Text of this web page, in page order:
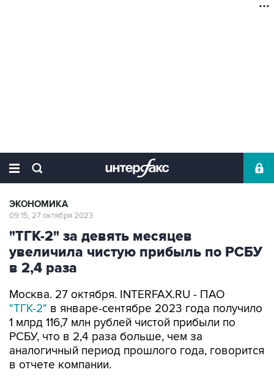
ЭКОНОМИКА
09:15, 27 октября 2023
"ТГК-2" за девять месяцев
увеличила чистую прибыль по РСБУ
в 2,4 раза
Москва. 27 октября. INTERFAX.RU - ПАО
"ТГК-2" в январе-сентябре 2023 года получило
1 млрд 116,7 млн рублей чистой прибыли по
РСБУ, что в 2,4 раза больше, чем за
аналогичный период прошлого года, говорится
в отчете компании.